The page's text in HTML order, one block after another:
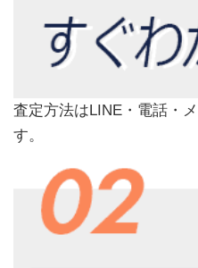
査定方法はLINE・電話・
す。